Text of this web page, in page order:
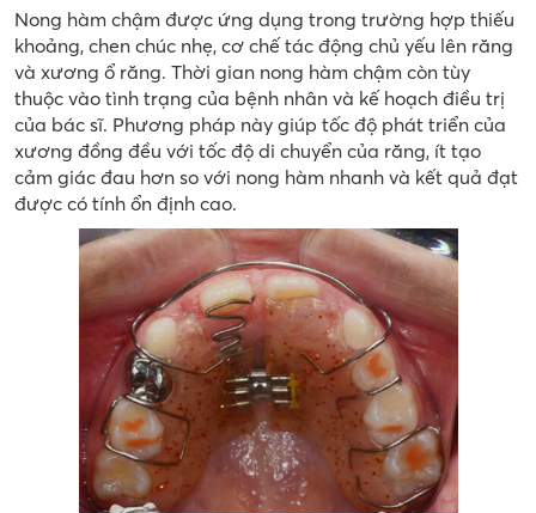
Nong hàm chậm được ứng dụng trong trường hợp thiếu
khoảng, chen chúc nhẹ, cơ chế tác động chủ yếu lên răng
và xương ổ răng. Thời gian nong hàm chậm còn tùy
thuộc vào tình trạng của bệnh nhân và kế hoạch điều trị
của bác sĩ. Phương pháp này giúp tốc độ phát triển của
xương đồng đều với tốc độ di chuyển của răng, ít tạo
cảm giác đau hơn so với nong hàm nhanh và kết quả đạt
được có tính ổn định cao.